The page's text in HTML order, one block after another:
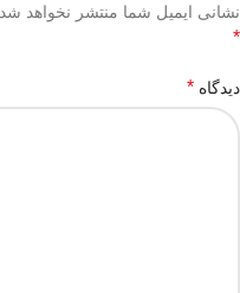
نشانی ایمیل شما منتشر نخواهد شد.
*
دیدگاه *